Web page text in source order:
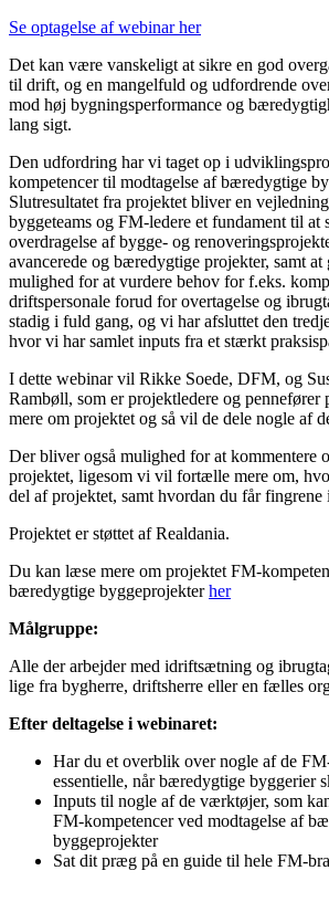
Se optagelse af webinar her
Det kan være vanskeligt at sikre en god
til drift, og en mangelfuld og udfordrende
mod høj bygningsperformance og
lang sigt.
Den udfordring har vi taget op i
kompetencer til modtagelse af bæredygtige
Slutresultatet fra projektet bliver en
byggeteams og FM-ledere et fundament til at
overdragelse af bygge- og
avancerede og bæredygtige projekter, samt
mulighed for at vurdere behov for f.eks.
driftspersonale forud for overtagelse og
stadig i fuld gang, og vi har afsluttet den
hvor vi har samlet inputs fra et stærkt
I dette webinar vil Rikke Soede, DFM, og
Rambøll, som er projektledere og
mere om projektet og så vil de dele nogle af
Der bliver også mulighed for at kommentere
projektet, ligesom vi vil fortælle mere om,
del af projektet, samt hvordan du får fingrene
Projektet er støttet af Realdania.
Du kan læse mere om projektet FM-
bæredygtige byggeprojekterher
Målgruppe:
Alle der arbejder med idriftsætning og
lige fra bygherre, driftsherre eller en fælles
Efter deltagelse i webinaret:
Har du et overblik over nogle af de
essentielle, når bæredygtige byggerier
Inputs til nogle af de værktøjer, som
FM-kompetencer ved modtagelse af
byggeprojekter
Sat dit præg på en guide til hele FM-